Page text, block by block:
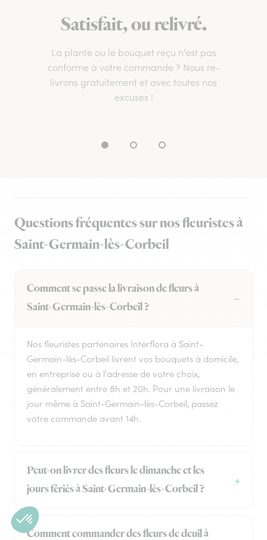
Satisfait, ou relivré.
La plante ou le bouquet reçu n’est pas
conforme à votre commande ? Nous re-
livrons gratuitement et avec toutes nos
excuses !
Questions fréquentes sur nos fleuristes à
Saint-Germain-lès-Corbeil
Comment se passe la livraison de fleurs à
Saint-Germain-lès-Corbeil ?
Nos fleuristes partenaires Interflora à Saint-
Germain-lès-Corbeil livrent vos bouquets à domicile,
en entreprise ou à l'adresse de votre choix,
généralement entre 8h et 20h. Pour une livraison le
jour même à Saint-Germain-lès-Corbeil, passez
votre commande avant 14h.
Peut-on livrer des fleurs le dimanche et les
jours fériés à Saint-Germain-lès-Corbeil ?
Comment commander des fleurs de deuil à